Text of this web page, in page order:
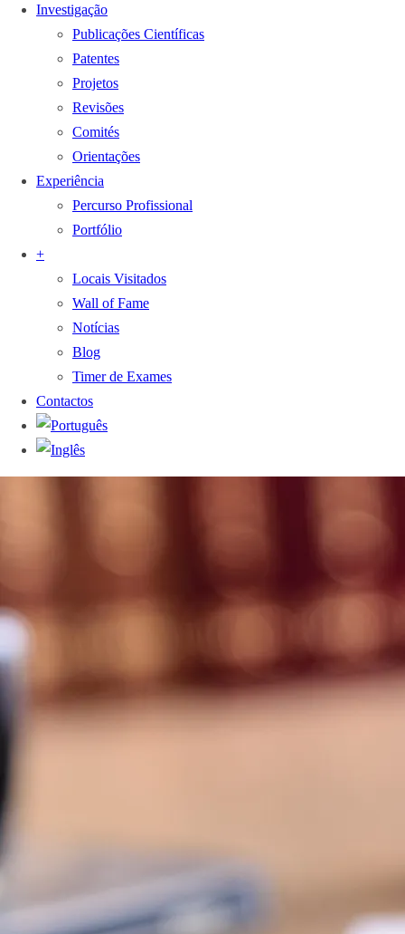
Investigação
Publicações Científicas
Patentes
Projetos
Revisões
Comités
Orientações
Experiência
Percurso Profissional
Portfólio
+
Locais Visitados
Wall of Fame
Notícias
Blog
Timer de Exames
Contactos